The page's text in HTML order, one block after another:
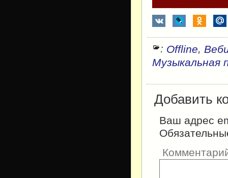
: Offline,
Музыкальная
Добавить
Ваш адрес